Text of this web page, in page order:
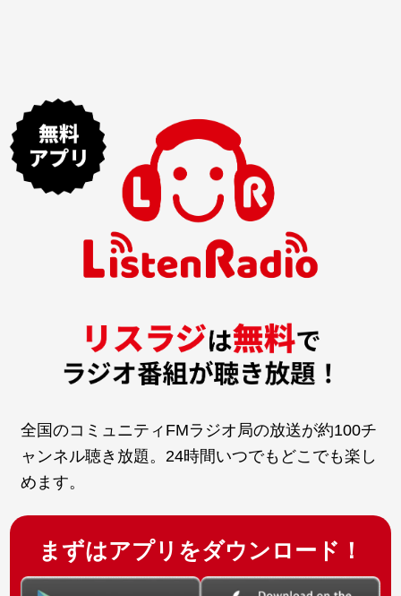
全国のコミュニティFMラジオ局の放送が約100チ
ャンネル聴き放題。24時間いつでもどこでも楽し
めます。
まずはアプリをダウンロード！